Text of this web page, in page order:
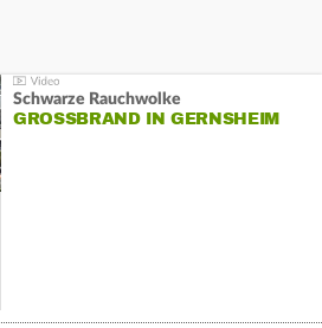
Schwarze Rauchwolke
GROSSBRAND IN GERNSHEIM